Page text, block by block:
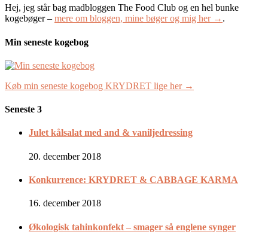
Hej, jeg står bag madbloggen The Food Club og en hel bunke
kogebøger – mere om bloggen, mine bøger og mig her → .
Min seneste kogebog
Køb min seneste kogebog KRYDRET lige her →
Seneste 3
Julet kålsalat med and & vaniljedressing
20. december 2018
Konkurrence: KRYDRET & CABBAGE KARMA
16. december 2018
Økologisk tahinkonfekt – smager så englene synger